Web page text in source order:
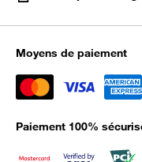
Moyens de paiement
Paiement 100%